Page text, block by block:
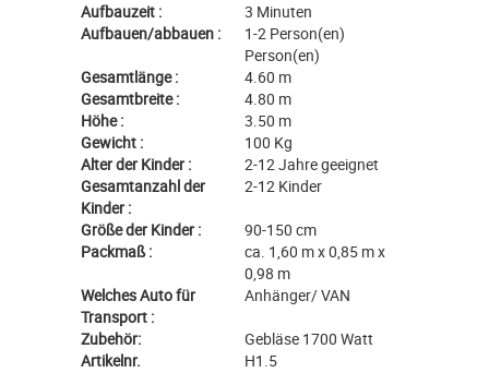
Aufbauzeit :
3 Minuten
Aufbauen/abbauen :
1-2 Person(en)
Person(en)
Gesamtlänge :
4.60 m
Gesamtbreite :
4.80 m
Höhe :
3.50 m
Gewicht :
100 Kg
Alter der Kinder :
2-12 Jahre geeignet
Gesamtanzahl der
Kinder :
2-12 Kinder
Größe der Kinder :
90-150 cm
Packmaß :
ca. 1,60 m x 0,85 m x
0,98 m
Welches Auto für
Transport :
Anhänger/ VAN
Zubehör:
Gebläse 1700 Watt
Artikelnr.
H1.5